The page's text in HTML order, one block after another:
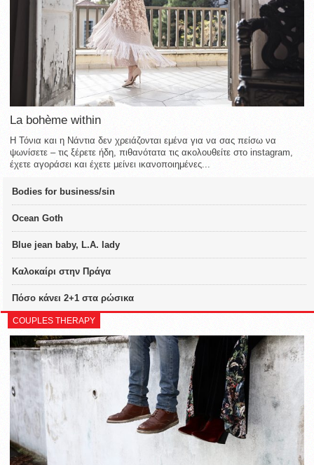
La bohème within
Η Τόνια και η Νάντια δεν χρειάζονται εμένα για να σας πείσω να
ψωνίσετε – τις ξέρετε ήδη, πιθανότατα τις ακολουθείτε στο instagram,
έχετε αγοράσει και έχετε μείνει ικανοποιημένες...
Bodies for business/sin
Ocean Goth
Blue jean baby, L.A. lady
Καλοκαίρι στην Πράγα
Πόσο κάνει 2+1 στα ρώσικα
COUPLES THERAPY